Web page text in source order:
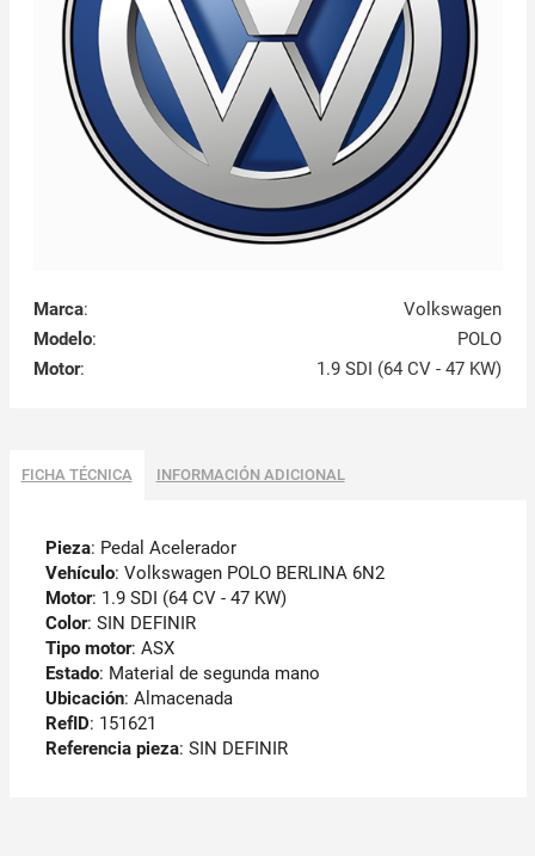
Marca:
Volkswagen
Modelo:
POLO
Motor: 1.9 SDI (64 CV - 47 KW)
FICHA TÉCNICA INFORMACIÓN ADICIONAL
Pieza: Pedal Acelerador
Vehículo: Volkswagen POLO BERLINA 6N2
Motor: 1.9 SDI (64 CV - 47 KW)
Color: SIN DEFINIR
Tipo motor: ASX
Estado: Material de segunda mano
Ubicación: Almacenada
RefID: 151621
Referencia pieza: SIN DEFINIR